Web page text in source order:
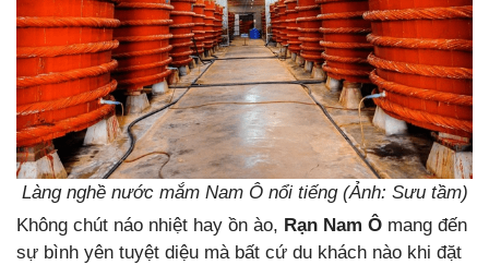
Làng nghề nước mắm Nam Ô nổi tiếng (Ảnh: Sưu tầm)
Không chút náo nhiệt hay ồn ào, Rạn Nam Ô mang đến
sự bình yên tuyệt diệu mà bất cứ du khách nào khi đặt